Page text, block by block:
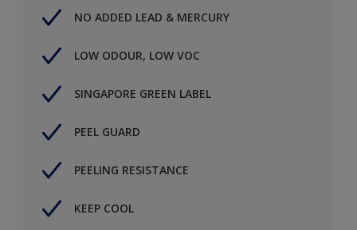
NO ADDED LEAD & MERCURY
LOW ODOUR, LOW VOC
SINGAPORE GREEN LABEL
PEEL GUARD
PEELING RESISTANCE
KEEP COOL